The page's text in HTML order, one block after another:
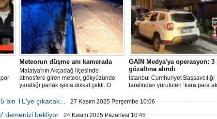
Meteorun düşme anı kamerada
Malatya'nın Akçadağ ilçesinde
atmosfere giren meteor, gökyüzünde
yarattığı parlak ışıkla dikkat çekti. O
GAİN Medya'ya operasyon: 3
gözaltına alındı
İstanbul Cumhuriyet Başsavcılığı
tarafından yürütülen ‘kara para
Medya'ya operasyon düzenlendi.
bin TL'ye çıkacak... 27 Kasım 2025 Perşembe 10:06
demenizi bekliyor 24 Kasım 2025 Pazartesi 10:45